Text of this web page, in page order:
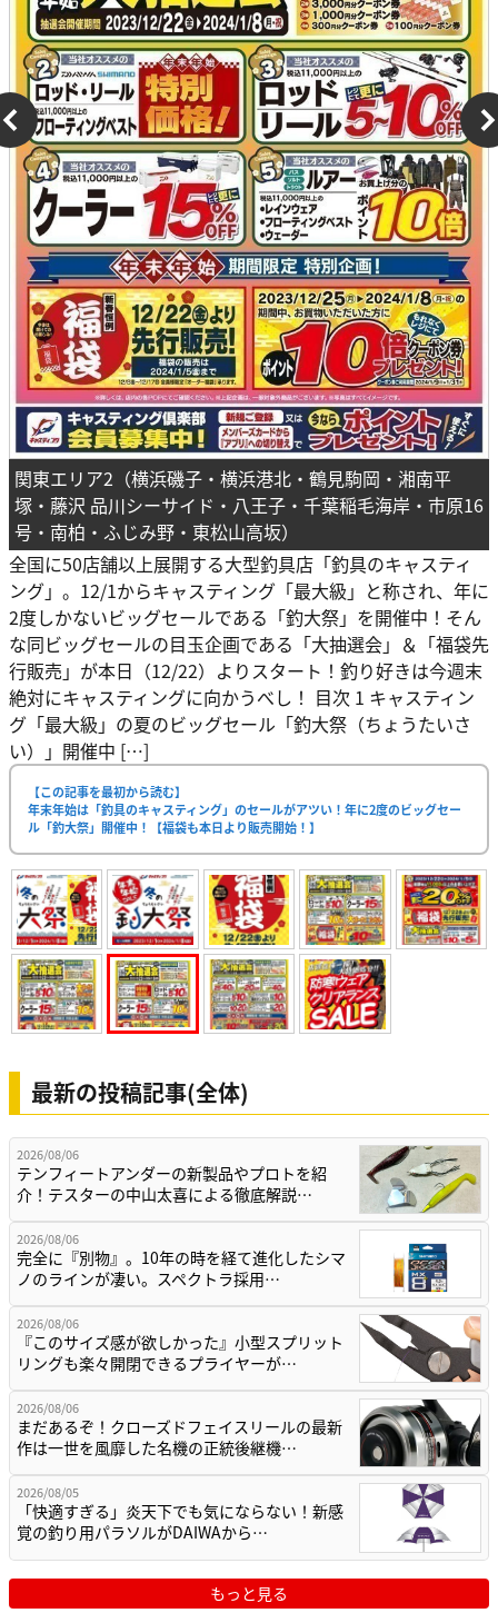
関東エリア2（横浜磯子・横浜港北・鶴見駒岡・湘南平
塚・藤沢 品川シーサイド・八王子・千葉稲毛海岸・市原16
号・南柏・ふじみ野・東松山高坂）
全国に50店舗以上展開する大型釣具店「釣具のキャスティ
ング」。12/1からキャスティング「最大級」と称され、年に
2度しかないビッグセールである「釣大祭」を開催中！そん
な同ビッグセールの目玉企画である「大抽選会」＆「福袋先
行販売」が本日（12/22）よりスタート！釣り好きは今週末
絶対にキャスティングに向かうべし！ 目次 1 キャスティン
グ「最大級」の夏のビッグセール「釣大祭（ちょうたいさ
い）」開催中 […]
【この記事を最初から読む】
年末年始は「釣具のキャスティング」のセールがアツい！年に2度のビッグセー
ル「釣大祭」開催中！【福袋も本日より販売開始！】
最新の投稿記事(全体)
2026/08/06
テンフィートアンダーの新製品やプロトを紹
介！テスターの中山太喜による徹底解説…
2026/08/06
完全に『別物』。10年の時を経て進化したシマ
ノのラインが凄い。スペクトラ採用…
2026/08/06
『このサイズ感が欲しかった』小型スプリット
リングも楽々開閉できるプライヤーが…
2026/08/06
まだあるぞ！クローズドフェイスリールの最新
作は一世を風靡した名機の正統後継機…
2026/08/05
「快適すぎる」炎天下でも気にならない！新感
覚の釣り用パラソルがDAIWAから…
もっと見る